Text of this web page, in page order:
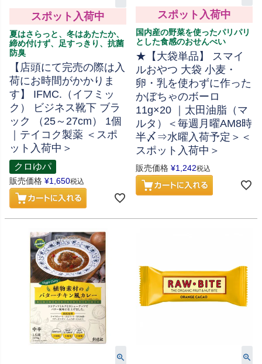
スポット入荷中
夏はさらっと、冬はあたたか、
締め付けず、足すっきり、抗菌
防臭
【店頭にて完売の際は入
荷にお時間がかかりま
す】 IFMC.（イフミッ
ク） ビジネス靴下 ブラ
ック （25～27cm） 1個
｜テイコク製薬 ＜スポ
ット入荷中＞
クロゆパ
販売価格 ¥1,650税込
スポット入荷中
国内産の野菜を使ったパリパリ
とした食感のおせんべい
★【大袋単品】 スマイ
ルおやつ 大袋 小麦・
卵・乳を使わずに作った
かぼちゃのボーロ
11g×20 ｜太田油脂（マ
ルタ）＜毎週月曜AM8時
半〆⇒水曜入荷予定＞＜
スポット入荷中＞
販売価格 ¥1,242税込